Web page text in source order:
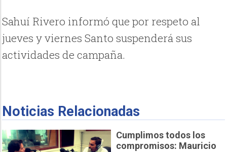
Sahuí Rivero informó que por respeto al
jueves y viernes Santo suspenderá sus
actividades de campaña.
Noticias Relacionadas
Cumplimos todos los
compromisos: Mauricio